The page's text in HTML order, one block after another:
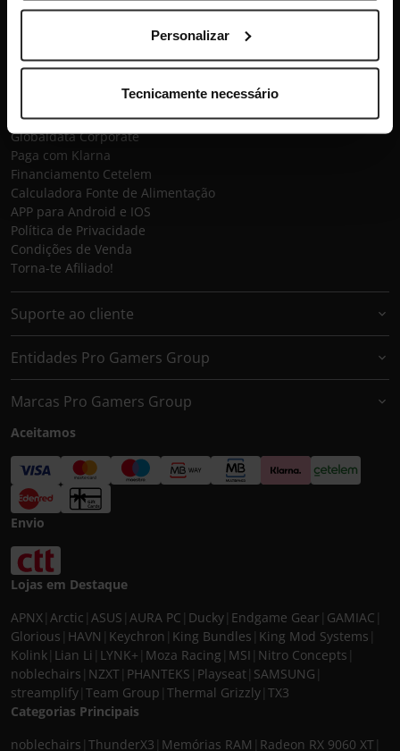
Personalizar
Tecnicamente necessário
Globaldata
Sobre a Globaldata
Recrutamento
Globaldata Corporate
Paga com Klarna
Financiamento Cetelem
Calculadora Fonte de Alimentação
APP para Android e IOS
Política de Privacidade
Condições de Venda
Torna-te Afiliado!
Suporte ao cliente
Entidades Pro Gamers Group
Marcas Pro Gamers Group
Aceitamos
Envio
Lojas em Destaque
APNX Arctic ASUS AURA PC Ducky Endgame Gear GAMIAC
Glorious HAVN Keychron King Bundles King Mod Systems
Kolink Lian Li LYNK+ Moza Racing MSI Nitro Concepts
noblechairs NZXT PHANTEKS Playseat SAMSUNG
streamplify Team Group Thermal Grizzly TX3
Categorias Principais
noblechairs ThunderX3 Memórias RAM Radeon RX 9060 XT